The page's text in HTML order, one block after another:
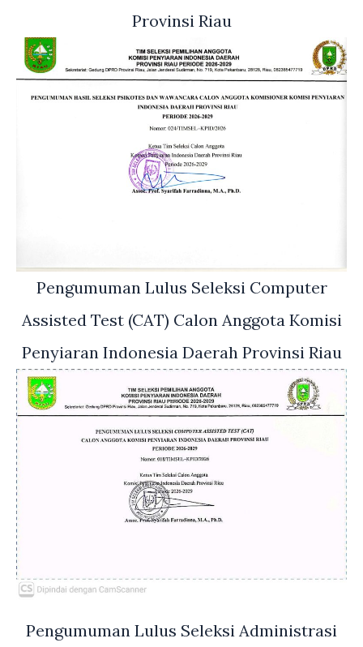
Provinsi Riau
Pengumuman Lulus Seleksi Computer
Assisted Test (CAT) Calon Anggota Komisi
Penyiaran Indonesia Daerah Provinsi Riau
Pengumuman Lulus Seleksi Administrasi